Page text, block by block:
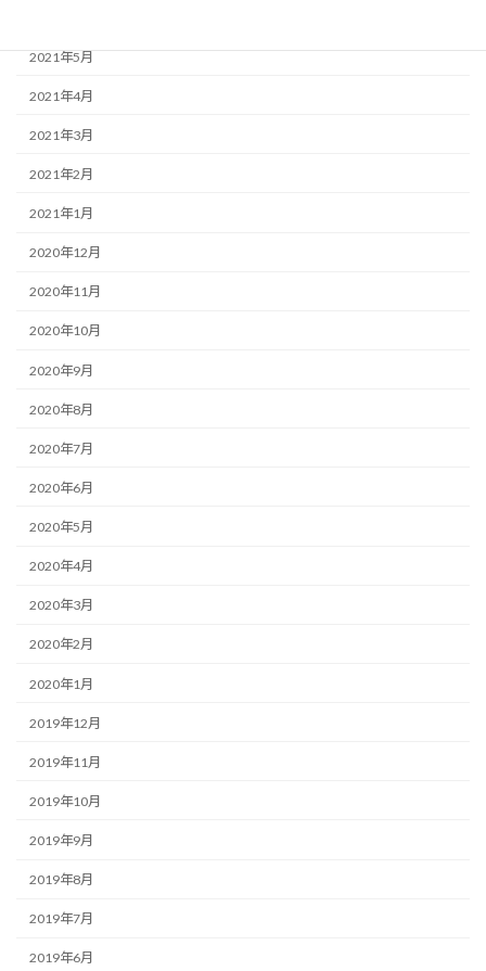
2021年5月
2021年4月
2021年3月
2021年2月
2021年1月
2020年12月
2020年11月
2020年10月
2020年9月
2020年8月
2020年7月
2020年6月
2020年5月
2020年4月
2020年3月
2020年2月
2020年1月
2019年12月
2019年11月
2019年10月
2019年9月
2019年8月
2019年7月
2019年6月